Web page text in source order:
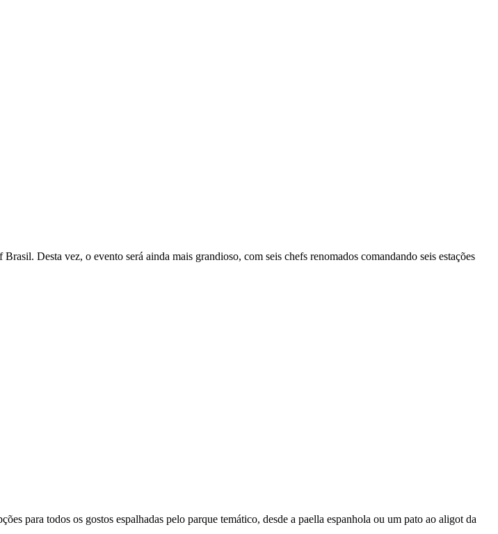
Desta vez, o evento será ainda mais grandioso, com seis chefs renomados comandando seis estações
para todos os gostos espalhadas pelo parque temático, desde a paella espanhola ou um pato ao aligot da